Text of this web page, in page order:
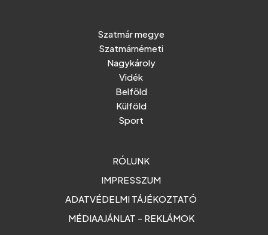
Szatmár megye
Szatmárnémeti
Nagykároly
Vidék
Belföld
Külföld
Sport
RÓLUNK
IMPRESSZUM
ADATVÉDELMI TÁJÉKOZTATÓ
MÉDIAAJÁNLAT - REKLÁMOK